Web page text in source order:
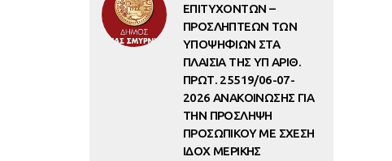
ΕΠΙΤΥΧΟΝΤΩΝ –
ΠΡΟΣΛΗΠΤΕΩΝ ΤΩΝ
ΥΠΟΨΗΦΙΩΝ ΣΤΑ
ΠΛΑΙΣΙΑ ΤΗΣ ΥΠ ΑΡΙΘ.
ΠΡΩΤ. 25519/06-07-
2026 ΑΝΑΚΟΙΝΩΣΗΣ ΓΙΑ
ΤΗΝ ΠΡΟΣΛΗΨΗ
ΠΡΟΣΩΠΙΚΟΥ ΜΕ ΣΧΕΣΗ
ΙΔΟΧ ΜΕΡΙΚΗΣ